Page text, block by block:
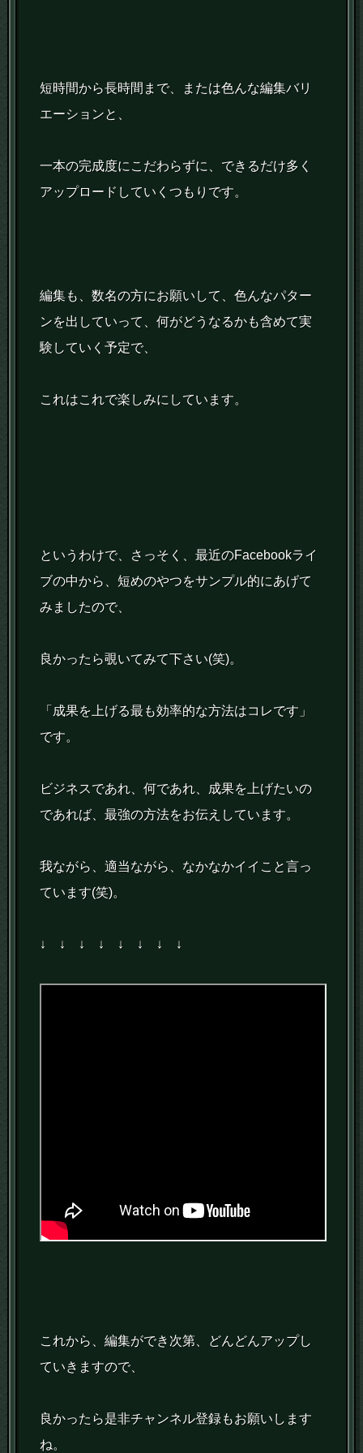
短時間から長時間まで、または色んな編集バリ
エーションと、
一本の完成度にこだわらずに、できるだけ多く
アップロードしていくつもりです。
編集も、数名の方にお願いして、色んなパター
ンを出していって、何がどうなるかも含めて実
験していく予定で、
これはこれで楽しみにしています。
というわけで、さっそく、最近のFacebookライ
ブの中から、短めのやつをサンプル的にあげて
みましたので、
良かったら覗いてみて下さい(笑)。
「成果を上げる最も効率的な方法はコレです」
です。
ビジネスであれ、何であれ、成果を上げたいの
であれば、最強の方法をお伝えしています。
我ながら、適当ながら、なかなかイイこと言っ
ています(笑)。
↓ ↓ ↓ ↓ ↓ ↓ ↓ ↓
これから、編集ができ次第、どんどんアップし
ていきますので、
良かったら是非チャンネル登録もお願いします
ね。